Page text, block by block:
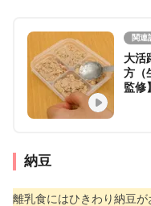
関連
大活
方（
監修】
納豆
離乳食にはひきわり納豆